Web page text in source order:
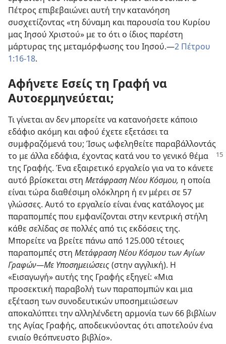
Πέτρος επιβεβαιώνει αυτή την κατανόηση
συσχετίζοντας «τη δύναμη και παρουσία του Κυρίου
μας Ιησού Χριστού» με το ότι ο ίδιος παρέστη
μάρτυρας της μεταμόρφωσης του Ιησού.—2 Πέτρου
1:16-18.
Αφήνετε Εσείς τη Γραφή να
Αυτοερμηνεύεται;
Τι γίνεται αν δεν μπορείτε να κατανοήσετε κάποιο
εδάφιο ακόμη και αφού έχετε εξετάσει τα
συμφραζόμενά του; Ίσως ωφεληθείτε παραβάλλοντάς
το με άλλα εδάφια, έχοντας κατά νου το γενικό θέμα
της Γραφής. Ένα εξαιρετικό εργαλείο για να το κάνετε
αυτό βρίσκεται στη Μετάφραση Νέου Κόσμου, η οποία
είναι τώρα διαθέσιμη ολόκληρη ή εν μέρει σε 57
γλώσσες. Αυτό το εργαλείο είναι ένας κατάλογος με
παραπομπές που εμφανίζονται στην κεντρική στήλη
κάθε σελίδας σε πολλές από τις εκδόσεις της.
Μπορείτε να βρείτε πάνω από 125.000 τέτοιες
παραπομπές στη Μετάφραση Νέου Κόσμου των Αγίων
Γραφών—Με Υποσημειώσεις(στην αγγλική). Η
«Εισαγωγή» αυτής της Γραφής εξηγεί: «Μια
προσεκτική παραβολή των παραπομπών και μια
εξέταση των συνοδευτικών υποσημειώσεων
αποκαλύπτει την αλληλένδετη αρμονία των 66 βιβλίων
της Αγίας Γραφής, αποδεικνύοντας ότι αποτελούν ένα
ενιαίο θεόπνευστο βιβλίο».